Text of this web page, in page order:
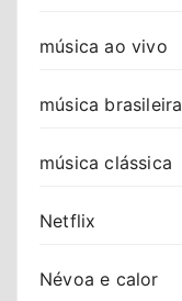
música ao vivo
música brasileira
música clássica
Netflix
Névoa e calor